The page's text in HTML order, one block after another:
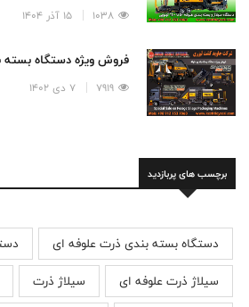
1038 15 آذر 1404
فروش ویژه دستگاه بسته
7919 7 دی 1402
برچسب های پربازدید
دستگاه بسته بندی ذرت علوفه ای
سیلاژ ذرت علوفه ای
سیلاژ ذرت